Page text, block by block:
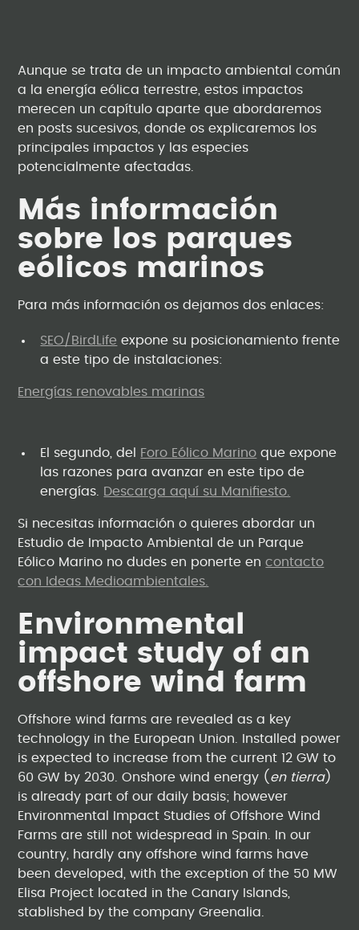
Aunque se trata de un impacto ambiental común
a la energía eólica terrestre, estos impactos
merecen un capítulo aparte que abordaremos
en posts sucesivos, donde os explicaremos los
principales impactos y las especies
potencialmente afectadas.
Más información
sobre los parques
eólicos marinos
Para más información os dejamos dos enlaces:
SEO/BirdLife expone su posicionamiento frente
a este tipo de instalaciones:
Energías renovables marinas
El segundo, del Foro Eólico Marino que expone
las razones para avanzar en este tipo de
energías.
Descarga aquí su Manifiesto.
Si necesitas información o quieres abordar un
Estudio de Impacto Ambiental de un Parque
Eólico Marino no dudes en ponerte encontacto
con Ideas Medioambientales.
Environmental
impact study of an
offshore wind farm
Offshore wind farms are revealed as a key
technology in the European Union. Installed power
is expected to increase from the current 12 GW to
60 GW by 2030. Onshore wind energy ( en tierra)
is already part of our daily basis; however
Environmental Impact Studies of Offshore Wind
Farms are still not widespread in Spain. In our
country, hardly any offshore wind farms have
been developed, with the exception of the 50 MW
Elisa Project located in the Canary Islands,
stablished by the company Greenalia.